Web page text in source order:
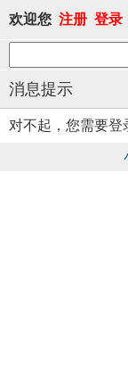
欢迎您 注册 登录
消息提示
对不起，您需要